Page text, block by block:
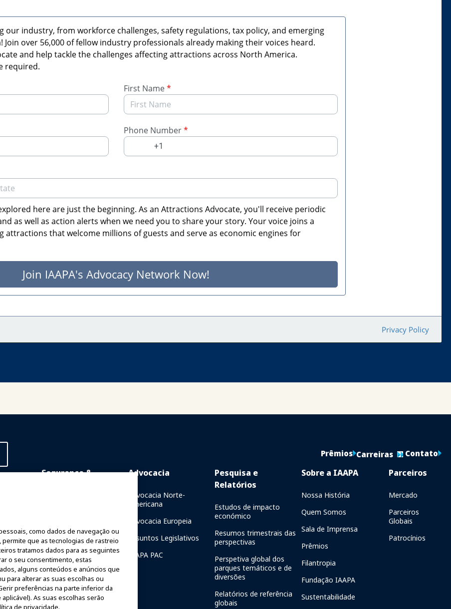
Prêmios Carreiras Contato
de
Segurança &
de Passeios
Diretrizes de Segurança
Recursos de segurança
Recursos de segurança
Notícias de Segurança e
Advocacia
Advocacia Norte-
Americana
Advocacia Europeia
Assuntos Legislativos
IAAPA PAC
Pesquisa e
Relatórios
Estudos de impacto
económico
Resumos trimestrais das
perspectivas
Perspetiva global dos
parques temáticos e de
diversões
Relatórios de referência
globais
Sobre a IAAPA
Nossa História
Quem Somos
Sala de Imprensa
Prêmios
Filantropia
Fundação IAAPA
Sustentabilidade
Parceiros
Mercado
Parceiros
Globais
Patrocínios
como dados de navegação ou
que as tecnologias de rastreio
tratamos dados para as seguintes
o seu consentimento, estas
alguns conteúdos e anúncios que
para alterar as suas escolhas ou
preferências na parte inferior da
As suas escolhas serão
de privacidade.